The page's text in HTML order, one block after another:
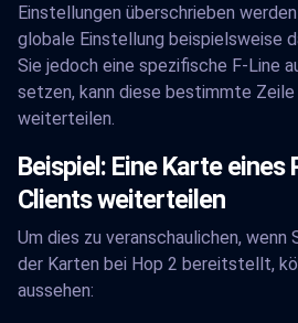
Einstellungen überschrieben
globale Einstellung beispielsweise
Sie jedoch eine spezifische F-Line
setzen, kann diese bestimmte Zeile
weiterteilen.
Beispiel: Eine Karte eines
Clients weiterteilen
Um dies zu veranschaulichen, wenn
der Karten bei Hop 2 bereitstellt,
aussehen: